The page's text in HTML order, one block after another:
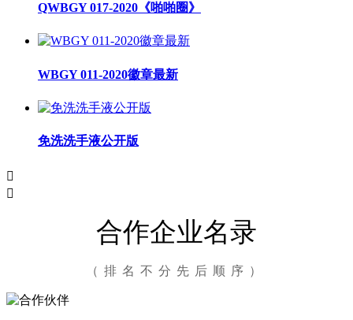
QWBGY 017-2020《啪啪圈》
WBGY 011-2020徽章最新
免洗洗手液公开版


合作企业名录
（排名不分先后顺序）